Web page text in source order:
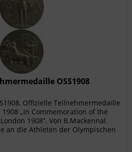
OSS1908
Offizielle Teilnehmermedaille
„In Commemoration of the
1908“. Von B.Mackennal.
an die Athleten der Olympischen